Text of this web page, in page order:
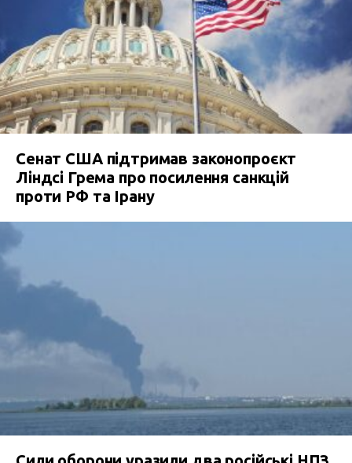
Сенат США підтримав законопроєкт
Ліндсі Грема про посилення санкцій
проти РФ та Ірану